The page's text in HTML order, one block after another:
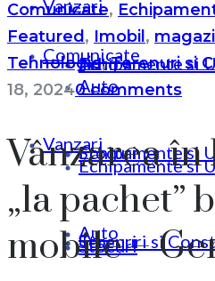
Echipamente si
Stocuri
Terenuri si
Auto
Echipamente si
Stocuri
Vanzari
Auto
Echipamente si
Stocuri
Comunicate
Vanzari
Auto
Comunicate,
Featured , Imobil ,
Tehnologie,Terenuri si
18, 20240 comments
Vânzarea în
„la pachet”
mobile –